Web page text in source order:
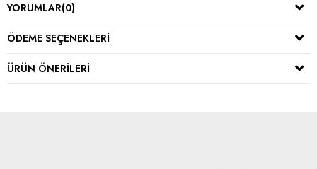
YORUMLAR(0)
ÖDEME SEÇENEKLERI
ÜRÜN ÖNERILERI